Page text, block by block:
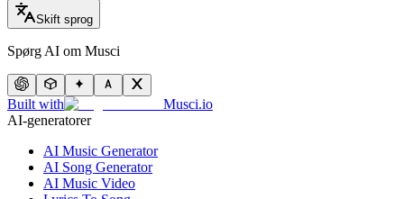
Skift sprog
Spørg AI om Musci
Built with
Musci.io
AI-generatorer
AI Music Generator
AI Song Generator
AI Music Video